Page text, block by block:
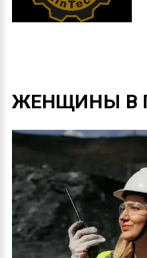
ЖЕНЩИНЫ В